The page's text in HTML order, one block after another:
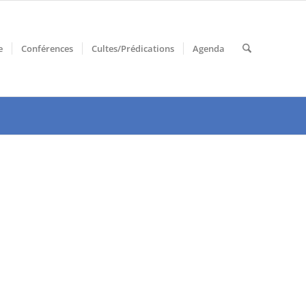
Conférences Cultes/Prédications Agenda